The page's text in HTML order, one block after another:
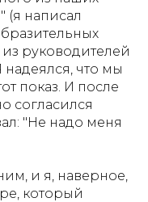
(я написал
руководителей
что мы
показ. И после
согласился
"Не надо меня
и я, наверное,
который